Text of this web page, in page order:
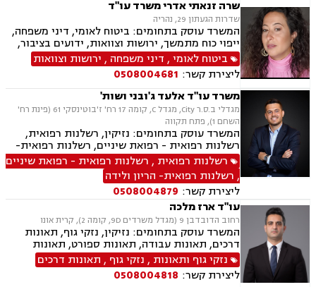
שרה זנאתי אדרי משרד עו"ד
שדרות הגעתון 29, נהריה
המשרד עוסק בתחומים: ביטוח לאומי, דיני משפחה,
ייפוי כוח מתמשך, ירושות וצוואות, ידועים בציבור,
הסכמי ממון, גישור במשפחה, מזונות, אפוטרופסות,
משמורת, מקרקעין ונדל"ן, עסקאות מכר דירה, נזקי
גוף ותאונות, תאונות דרכים, תאונות ספורט, תאונות
תלמידים,
ביטוח לאומי, דיני משפחה , ירושות וצוואות
ליצירת קשר: 0508004681
משרד עו"ד אלעד ג'ובני ושות'
מגדלי ב.ס.ר City, מגדל C, קומה 17 רח' ז'בוטינסקי 61 (פינת רח'
השחם 1), פתח תקווה
המשרד עוסק בתחומים: נזיקין, רשלנות רפואית,
רשלנות רפואית - רפואת שיניים, רשלנות רפואית-
הריון ולידה, ביטוח לאומי, תאונות דרכים, תאונות
עבודה, תאונות ספורט, אבדן כושר עבודה , נזקי גוף,
תאונות תלמידים, ביטוח סיעודי , דיני פנסיה
רשלנות רפואית , רשלנות רפואית - רפואת שיניים
, רשלנות רפואית- הריון ולידה
ליצירת קשר: 0508004879
עו"ד ארז מלכה
רחוב הדובדבן 9 (מגדל משרדים 9D, קומה 2), קרית אונו
המשרד עוסק בתחומים: נזיקין, נזקי גוף, תאונות
דרכים, תאונות עבודה, תאונות ספורט, תאונות
תלמידים, רשלנות רפואית
נזקי גוף ותאונות , נזקי גוף , תאונות דרכים
ליצירת קשר: 0508004818